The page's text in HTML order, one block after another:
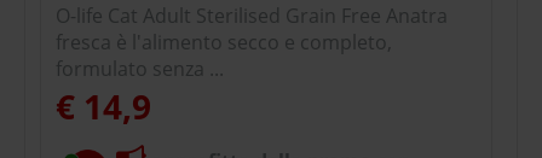
O-life Cat Adult Sterilised Grain Free Anatra
fresca è l'alimento secco e completo,
formulato senza ...
€ 14,9